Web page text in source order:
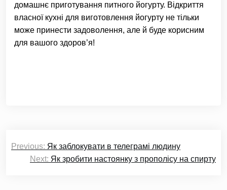
домашнє приготування питного йогурту. Відкриття
власної кухні для виготовлення йогурту не тільки
може принести задоволення, але й буде корисним
для вашого здоров’я!
записів
Previous: Як заблокувати в телеграмі людину
Next: Як зробити настоянку з прополісу на спирту